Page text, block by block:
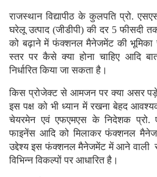
राजस्थान विद्यापीठ के कुलपति प्रो.
घरेलू उत्पाद (जीडीपी) की दर 5 फीसदी
को बढ़ाने में फंक्शनल मैनेजमेंट की भूमिका
स्तर पर कैसे क्या होना चाहिए आदि
निर्धारित किया जा सकता है।
किस प्रोजेक्ट से आमजन पर क्या असर
इस पक्ष को भी ध्यान में रखना बेहद
चेयरमेन एवं एफएमएस के निदेशक प्रो.
फाइनेंस आदि को मिलाकर फंक्शनल
उद्देश्य इस फंक्शनल मैनेजमेंट में आने वाली
विभिन्न विकल्पों पर आधारित है।